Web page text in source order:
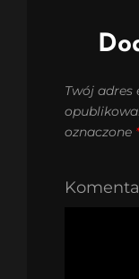
Twój adres
oznaczone *